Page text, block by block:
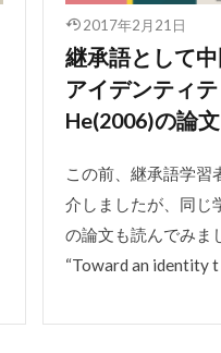
2017年2月21日
継承語として
アイデンティ
He(2006)の論
この前、継承語学習
介しましたが、同じ
の論文も読んでみま
“Toward an identity